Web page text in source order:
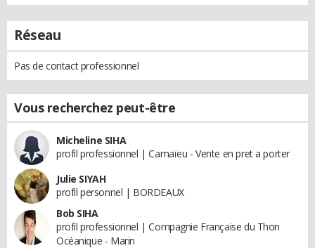
Réseau
Pas de contact professionnel
Vous recherchez peut-être
Micheline SIHA
profil professionnel | Camaïeu - Vente en pret a porter
Julie SIYAH
profil personnel | BORDEAUX
Bob SIHA
profil professionnel | Compagnie Française du Thon
Océanique - Marin